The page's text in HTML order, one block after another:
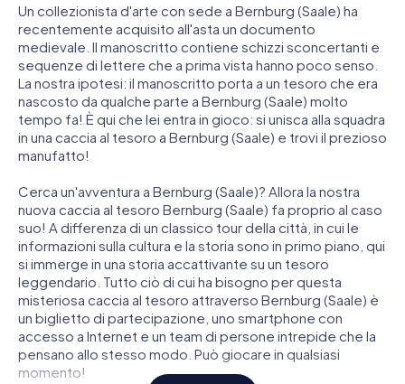
Un collezionista d'arte con sede a Bernburg (Saale) ha
recentemente acquisito all'asta un documento
medievale. Il manoscritto contiene schizzi sconcertanti e
sequenze di lettere che a prima vista hanno poco senso.
La nostra ipotesi: il manoscritto porta a un tesoro che era
nascosto da qualche parte a Bernburg (Saale) molto
tempo fa! È qui che lei entra in gioco: si unisca alla squadra
in una caccia al tesoro a Bernburg (Saale) e trovi il prezioso
manufatto!
Cerca un'avventura a Bernburg (Saale)? Allora la nostra
nuova caccia al tesoro Bernburg (Saale) fa proprio al caso
suo! A differenza di un classico tour della città, in cui le
informazioni sulla cultura e la storia sono in primo piano, qui
si immerge in una storia accattivante su un tesoro
leggendario. Tutto ciò di cui ha bisogno per questa
misteriosa caccia al tesoro attraverso Bernburg (Saale) è
un biglietto di partecipazione, uno smartphone con
accesso a Internet e un team di persone intrepide che la
pensano allo stesso modo. Può giocare in qualsiasi
momento!